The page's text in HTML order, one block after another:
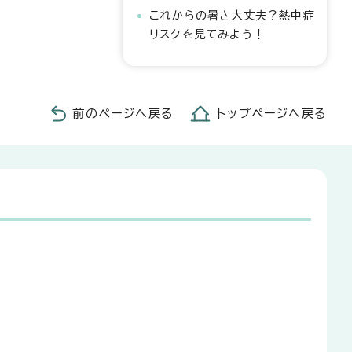
これからの暑さ大丈夫？熱中症
リスクを見てみよう！
前のページへ戻る トップページへ戻る